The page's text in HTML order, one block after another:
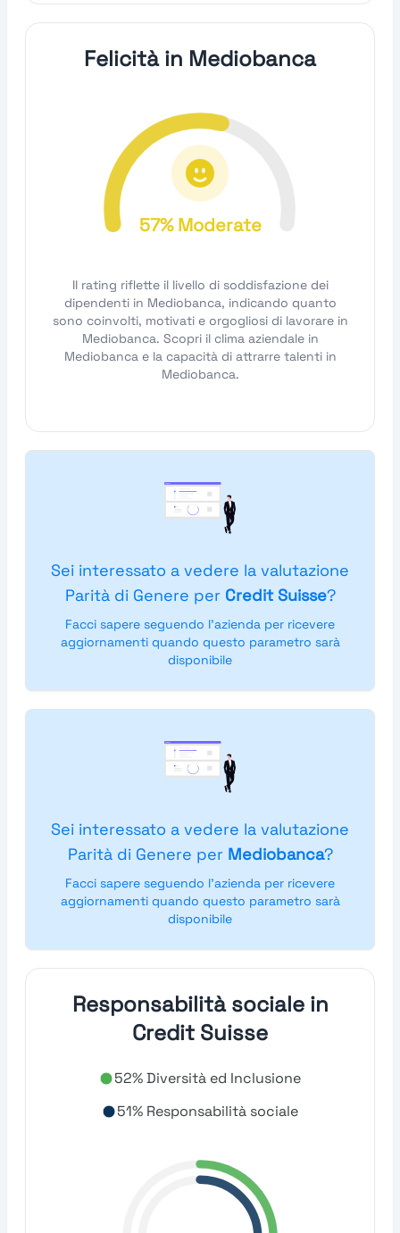
Felicità in Mediobanca
57% Moderate
Il rating riflette il livello di soddisfazione dei
dipendenti in Mediobanca, indicando quanto
sono coinvolti, motivati e orgogliosi di lavorare in
Mediobanca. Scopri il clima aziendale in
Mediobanca e la capacità di attrarre talenti in
Mediobanca.
Sei interessato a vedere la valutazione
Parità di Genere per Credit Suisse?
Facci sapere seguendo l'azienda per ricevere
aggiornamenti quando questo parametro sarà
disponibile
Sei interessato a vedere la valutazione
Parità di Genere per Mediobanca?
Facci sapere seguendo l'azienda per ricevere
aggiornamenti quando questo parametro sarà
disponibile
Responsabilità sociale in
Credit Suisse
52% Diversità ed Inclusione
51% Responsabilità sociale